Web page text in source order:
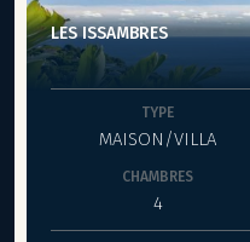
LES ISSAMBRES
TYPE
MAISON/VILLA
CHAMBRES
4